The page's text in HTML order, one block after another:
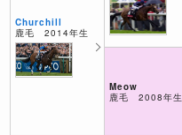
Churchill
鹿毛 2014年生
Meow
鹿毛 2008年生